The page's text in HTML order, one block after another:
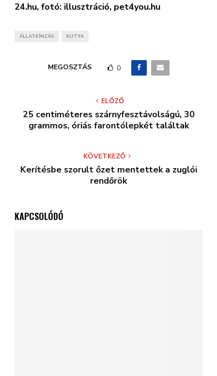
24.hu, fotó: illusztráció, pet4you.hu
ÁLLATKÍNZÁS KUTYA
MEGOSZTÁS 0
ELŐZŐ
25 centiméteres szárnyfesztávolságú, 30
grammos, óriás farontólepkét találtak
KÖVETKEZŐ
Kerítésbe szorult őzet mentettek a zuglói
rendőrök
KAPCSOLÓDÓ